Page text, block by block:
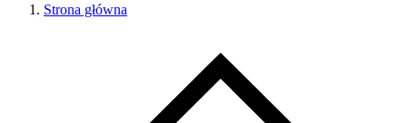
Strona główna